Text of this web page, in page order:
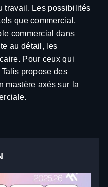
travail. Les possibilités
que commercial,
commercial dans
au détail, les
Pour ceux qui
propose des
mastère axés sur la